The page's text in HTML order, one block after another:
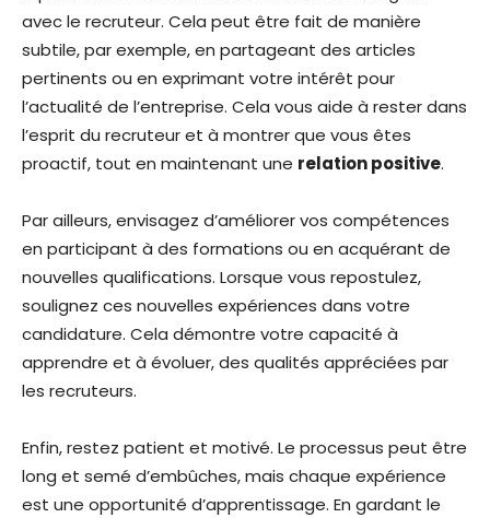
avec le recruteur. Cela peut être fait de manière
subtile, par exemple, en partageant des articles
pertinents ou en exprimant votre intérêt pour
l’actualité de l’entreprise. Cela vous aide à rester dans
l’esprit du recruteur et à montrer que vous êtes
proactif, tout en maintenant une relation positive.
Par ailleurs, envisagez d’améliorer vos compétences
en participant à des formations ou en acquérant de
nouvelles qualifications. Lorsque vous repostulez,
soulignez ces nouvelles expériences dans votre
candidature. Cela démontre votre capacité à
apprendre et à évoluer, des qualités appréciées par
les recruteurs.
Enfin, restez patient et motivé. Le processus peut être
long et semé d’embûches, mais chaque expérience
est une opportunité d’apprentissage. En gardant le